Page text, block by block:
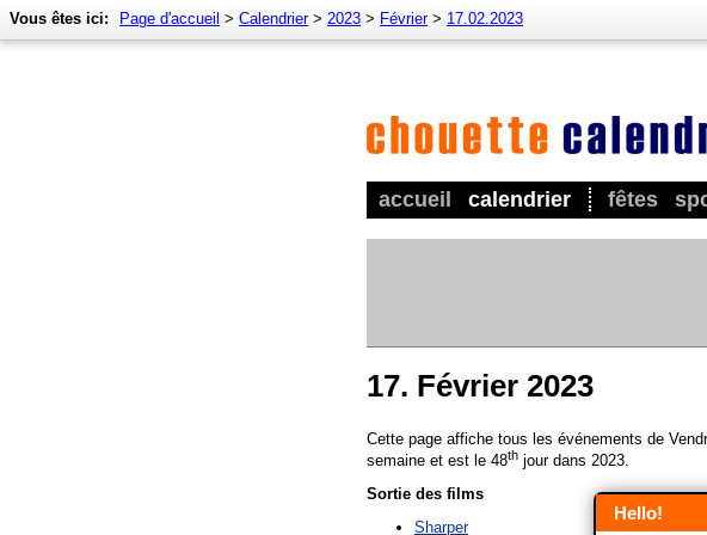
accueil calendrier fêtes
Vous êtes ici: Page d'accueil > Calendrier> 2023 > Février> 17.02.2023
17. Février 2023
Cette page affiche tous les événements de
semaine et est le 48th jour dans 2023.
Sortie des films
Sharper
Hello!